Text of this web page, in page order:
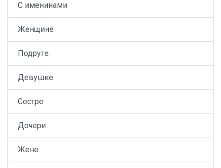
С именинами
Женщине
Подруге
Девушке
Сестре
Дочери
Жене